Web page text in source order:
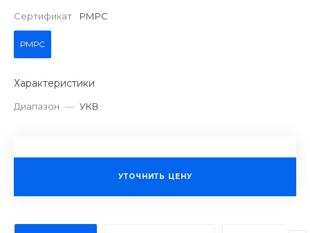
Сертификат РМРС
РМРС
Характеристики
Диапазон — УКВ
УТОЧНИТЬ ЦЕНУ